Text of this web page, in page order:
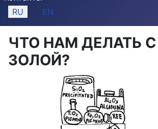
Выберите язык
RU EN
ЧТО НАМ ДЕЛАТЬ С
ЗОЛОЙ?